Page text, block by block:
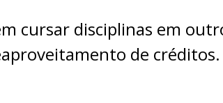
cursar disciplinas em
de créditos.